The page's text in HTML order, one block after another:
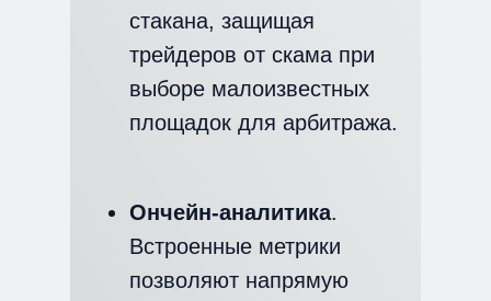
стакана, защищая
трейдеров от скама при
выборе малоизвестных
площадок для арбитража.
Ончейн-аналитика.
Встроенные метрики
позволяют напрямую